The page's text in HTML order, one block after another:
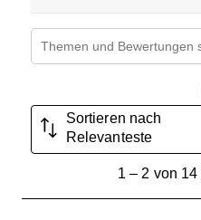
Suchthemen und
Sortieren nach
Relevanteste
1 – 2 von 14